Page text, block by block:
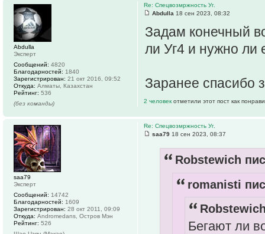
Re: Спецвозмржность Уг.
Abdulla 18 сен 2023, 08:32
Задам конечный
ли Уг4 и нужно ли
Заранее спасибо
2 человек отметили этот пост как
Abdulla
Эксперт
Сообщений: 4820
Благодарностей: 1840
Зарегистрирован: 21 окт 2016, 09:52
Откуда: Алматы, Казахстан
Рейтинг: 536
(без команды)
Re: Спецвозмржность Уг.
saa79 18 сен 2023, 08:37
Robstewich
romanisti
Бегают ли
saa79
Эксперт
Сообщений: 14742
Благодарностей: 1609
Зарегистрирован: 28 окт 2011, 09:09
Откуда: Andromedans, Остров Мэн
Рейтинг: 526